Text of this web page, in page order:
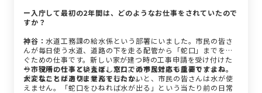
ー入庁して最初の2年間は、どのようなお仕事をされていたので
すか？
神谷：水道工務課の給水係という部署にいました。市民の皆さ
んが毎日使う水道、道路の下を走る配管から「蛇口」までを繋
ぐための仕事です。新しい家が建つ時の工事申請を受け付けた
り、現場に行って検査をしたり。派手な仕事ではありません
が、私たちが適切に業務を行わないと、市民の皆さんは水が使
えません。「蛇口をひねれば水が出る」という当たり前の日常
ー市役所の仕事といえば、窓口での市民対応も重要ですよね。
大変なことはありませんでしたか。